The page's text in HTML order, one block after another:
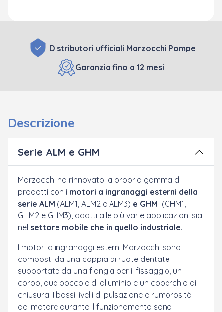
Distributori ufficiali Marzocchi Pompe
Garanzia fino a 12 mesi
Descrizione
Serie ALM e GHM
Marzocchi ha rinnovato la propria gamma di
prodotti con i motori a ingranaggi esterni della
serie ALM (ALM1, ALM2 e ALM3) e GHM (GHM1,
GHM2 e GHM3), adatti alle più varie applicazioni sia
nel settore mobile che in quello industriale.
I motori a ingranaggi esterni Marzocchi sono
composti da una coppia di ruote dentate
supportate da una flangia per il fissaggio, un
corpo, due boccole di alluminio e un coperchio di
chiusura. I bassi livelli di pulsazione e rumorosità
del motore durante il funzionamento sono